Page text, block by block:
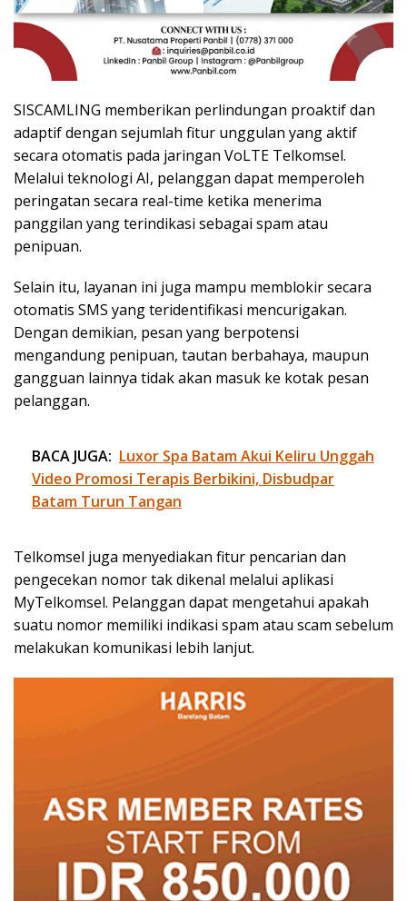
SISCAMLING memberikan perlindungan proaktif dan
adaptif dengan sejumlah fitur unggulan yang aktif
secara otomatis pada jaringan VoLTE Telkomsel.
Melalui teknologi AI, pelanggan dapat memperoleh
peringatan secara real-time ketika menerima
panggilan yang terindikasi sebagai spam atau
penipuan.
Selain itu, layanan ini juga mampu memblokir secara
otomatis SMS yang teridentifikasi mencurigakan.
Dengan demikian, pesan yang berpotensi
mengandung penipuan, tautan berbahaya, maupun
gangguan lainnya tidak akan masuk ke kotak pesan
pelanggan.
BACA JUGA: Luxor Spa Batam Akui Keliru Unggah
Video Promosi Terapis Berbikini, Disbudpar
Batam Turun Tangan
Telkomsel juga menyediakan fitur pencarian dan
pengecekan nomor tak dikenal melalui aplikasi
MyTelkomsel. Pelanggan dapat mengetahui apakah
suatu nomor memiliki indikasi spam atau scam sebelum
melakukan komunikasi lebih lanjut.